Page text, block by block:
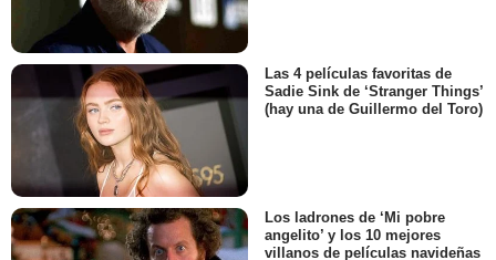
Las 4 películas favoritas de
Sadie Sink de ‘Stranger Things’
(hay una de Guillermo del Toro)
Los ladrones de ‘Mi pobre
angelito’ y los 10 mejores
villanos de películas navideñas